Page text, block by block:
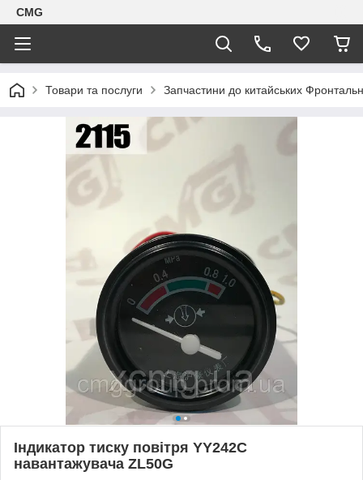
CMG
Товари та послуги Запчастини до китайських
Індикатор тиску повітря YY242C
навантажувача ZL50G